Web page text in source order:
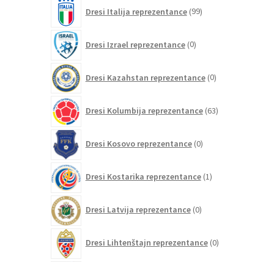
Dresi Italija reprezentance 99izdelkov
Dresi Izrael reprezentance 0izdelkov
Dresi Kazahstan reprezentance 0izdelkov
Dresi Kolumbija reprezentance 63izdelkov
Dresi Kosovo reprezentance 0izdelkov
Dresi Kostarika reprezentance 1izdelek
Dresi Latvija reprezentance 0izdelkov
Dresi Lihtenštajn reprezentance 0izdelkov